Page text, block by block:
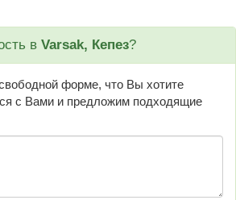
в Varsak, Кепез?
форме, что Вы хотите
с Вами и предложим подходящие